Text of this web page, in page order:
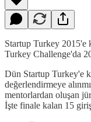
Startup Turkey 2015'e
Turkey Challenge'da
Dün Startup Turkey'e
değerlendirmeye
mentorlardan oluşan
İşte finale kalan 15